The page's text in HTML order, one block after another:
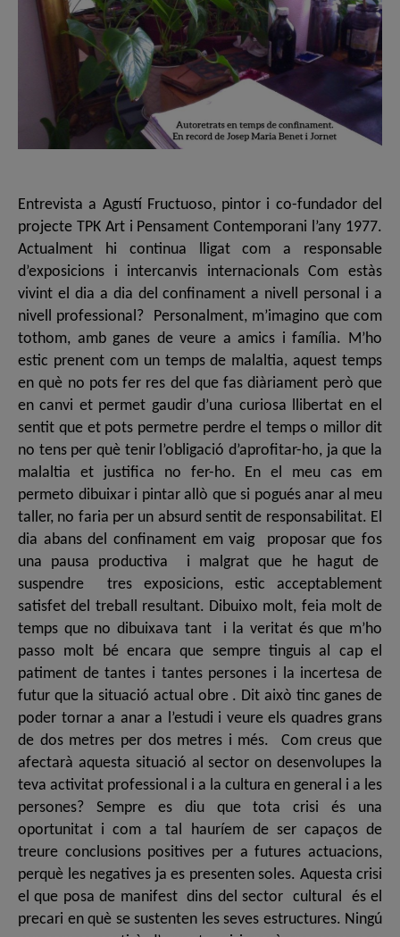
Entrevista a Agustí Fructuoso, pintor i co-fundador del
projecte TPK Art i Pensament Contemporani l’any 1977.
Actualment hi continua lligat com a responsable
d’exposicions i intercanvis internacionals Com estàs
vivint el dia a dia del confinament a nivell personal i a
nivell professional? Personalment, m’imagino que com
tothom, amb ganes de veure a amics i família. M’ho
estic prenent com un temps de malaltia, aquest temps
en què no pots fer res del que fas diàriament però que
en canvi et permet gaudir d’una curiosa llibertat en el
sentit que et pots permetre perdre el temps o millor dit
no tens per què tenir l’obligació d’aprofitar-ho, ja que la
malaltia et justifica no fer-ho. En el meu cas em
permeto dibuixar i pintar allò que si pogués anar al meu
taller, no faria per un absurd sentit de responsabilitat. El
dia abans del confinament em vaig proposar que fos
una pausa productiva i malgrat que he hagut de
suspendre tres exposicions, estic acceptablement
satisfet del treball resultant. Dibuixo molt, feia molt de
temps que no dibuixava tant i la veritat és que m’ho
passo molt bé encara que sempre tinguis al cap el
patiment de tantes i tantes persones i la incertesa de
futur que la situació actual obre . Dit això tinc ganes de
poder tornar a anar a l’estudi i veure els quadres grans
de dos metres per dos metres i més. Com creus que
afectarà aquesta situació al sector on desenvolupes la
teva activitat professional i a la cultura en general i a les
persones? Sempre es diu que tota crisi és una
oportunitat i com a tal hauríem de ser capaços de
treure conclusions positives per a futures actuacions,
perquè les negatives ja es presenten soles. Aquesta crisi
el que posa de manifest dins del sector cultural és el
precari en què se sustenten les seves estructures. Ningú